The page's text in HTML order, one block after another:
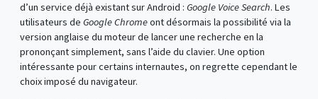
d’un service déjà existant sur Android : Google Voice Search. Les
utilisateurs de Google Chromeont désormais la possibilité via la
version anglaise du moteur de lancer une recherche en la
prononçant simplement, sans l’aide du clavier. Une option
intéressante pour certains internautes, on regrette cependant le
choix imposé du navigateur.